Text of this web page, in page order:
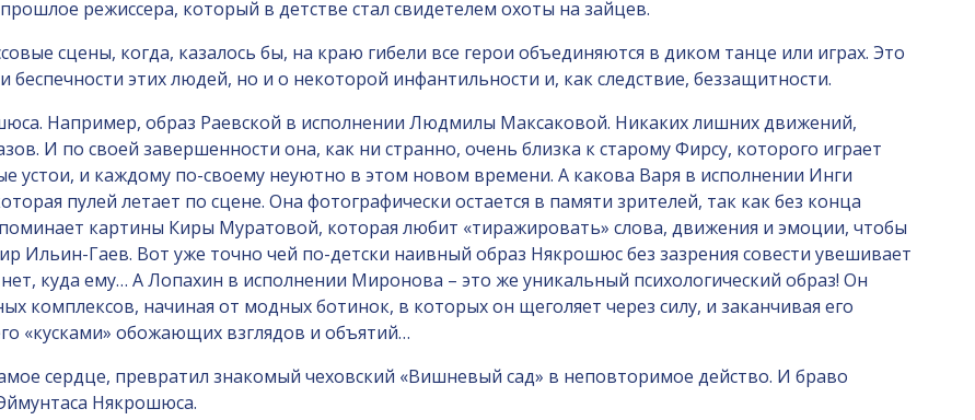
режиссера, который в детстве стал свидетелем охоты на зайцев.
сцены, когда, казалось бы, на краю гибели все герои объединяются в диком танце или играх. Это
этих людей, но и о некоторой инфантильности и, как следствие, беззащитности.
Например, образ Раевской в исполнении Людмилы Максаковой. Никаких лишних движений,
И по своей завершенности она, как ни странно, очень близка к старому Фирсу, которого играет
устои, и каждому по-своему неуютно в этом новом времени. А какова Варя в исполнении Инги
пулей летает по сцене. Она фотографически остается в памяти зрителей, так как без конца
картины Киры Муратовой, которая любит «тиражировать» слова, движения и эмоции, чтобы
Ильин-Гаев. Вот уже точно чей по-детски наивный образ Някрошюс без зазрения совести увешивает
куда ему… А Лопахин в исполнении Миронова – это же уникальный психологический образ! Он
комплексов, начиная от модных ботинок, в которых он щеголяет через силу, и заканчивая его
«кусками» обожающих взглядов и объятий…
сердце, превратил знакомый чеховский «Вишневый сад» в неповторимое действо. И браво
Някрошюса.